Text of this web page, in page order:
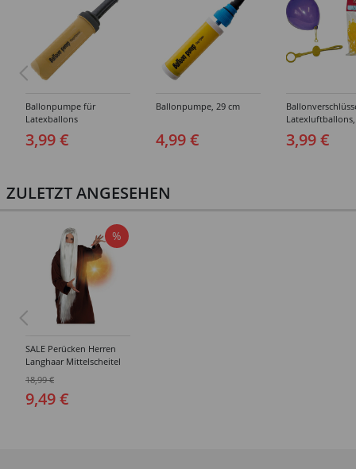
Ballonpumpe für
Latexballons
3,99 €
Ballonpumpe, 29 cm
4,99 €
Stück
3,99 €
ZULETZT ANGESEHEN
%
SALE Perücken Herren
Langhaar Mittelscheitel
Zauberer-Magier-Hexer,
weiß
18,99 €
9,49 €